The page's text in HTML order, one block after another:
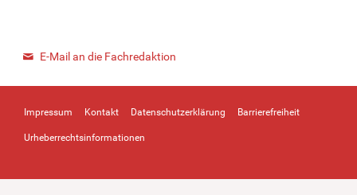
E-Mail an die Fachredaktion
Impressum Kontakt Datenschutzerklärung Barrierefreiheit
Urheberrechtsinformationen